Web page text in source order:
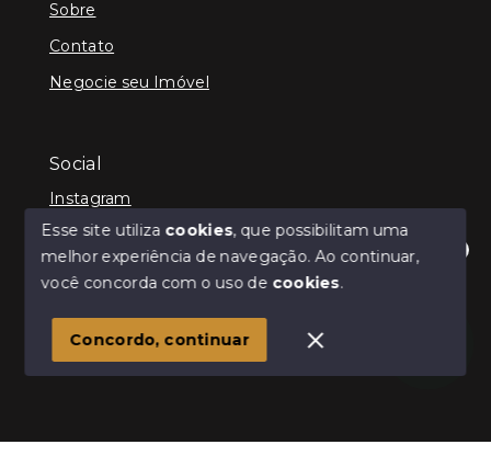
Olá! Estamos disponíveis para te ajudar.
Sobre
Contato
Negocie seu Imóvel
Social
Instagram
© Copyright 2026 - Imóveis Família Fioreze - Todos os
SITE PARA IMOBILIARIA
Esse site utiliza cookies, que possibilitam uma
melhor experiência de navegação.Ao continuar,
você concorda com o uso de cookies.
Concordo, continuar